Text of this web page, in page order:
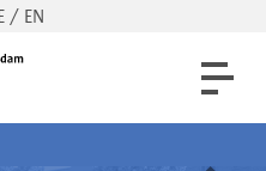
/ EN